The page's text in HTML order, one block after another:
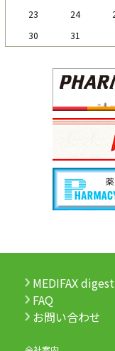
23
24
30
31
MEDIFAX
FAQ
お問い合わせ